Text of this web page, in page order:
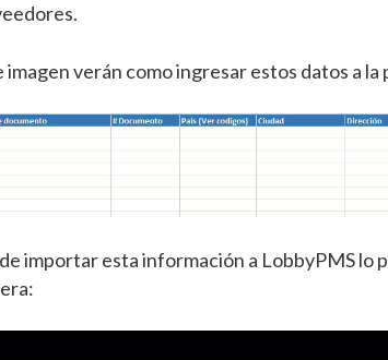
imagen verán como ingresar estos datos a la
importar esta información a LobbyPMS lo